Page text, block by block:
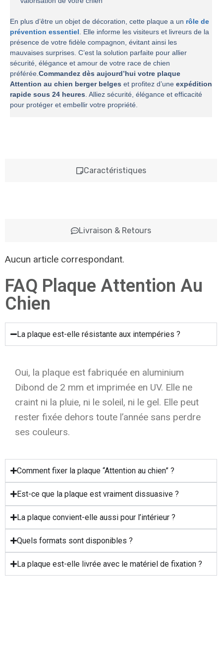
Caractéristiques
Livraison & Retours
En plus d’être un objet de décoration, cette plaque a un rôle de
prévention essentiel. Elle informe les visiteurs et livreurs de la
présence de votre fidèle compagnon, évitant ainsi les
mauvaises surprises. C’est la solution parfaite pour allier
sécurité, élégance et amour de votre race de chien
préférée.Commandez dès aujourd’hui votre plaque
Attention au chien berger belges et profitez d’une expédition
rapide sous 24 heures. Alliez sécurité, élégance et efficacité
pour protéger et embellir votre propriété.
Aucun article correspondant.
FAQ Plaque Attention Au
Chien
La plaque est-elle résistante aux intempéries ?
Oui, la plaque est fabriquée en aluminium
Dibond de 2 mm et imprimée en UV. Elle ne
craint ni la pluie, ni le soleil, ni le gel. Elle peut
rester fixée dehors toute l’année sans perdre
ses couleurs.
Comment fixer la plaque “Attention au chien” ?
Est-ce que la plaque est vraiment dissuasive ?
La plaque convient-elle aussi pour l’intérieur ?
Quels formats sont disponibles ?
La plaque est-elle livrée avec le matériel de fixation ?